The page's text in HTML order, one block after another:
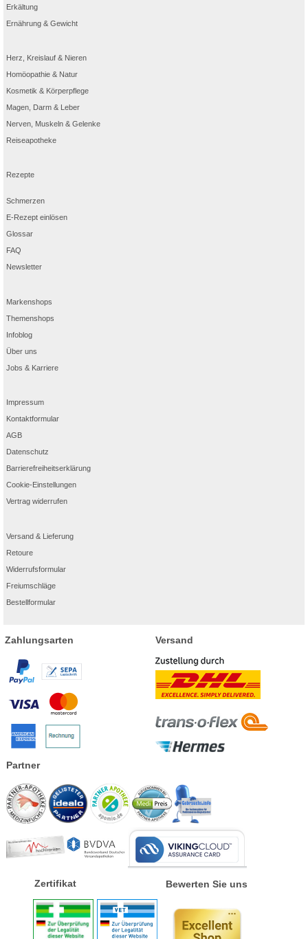
Erkältung
Ernährung & Gewicht
Herz, Kreislauf & Nieren
Homöopathie & Natur
Kosmetik & Körperpflege
Magen, Darm & Leber
Nerven, Muskeln & Gelenke
Reiseapotheke
Rezepte
Schmerzen
E-Rezept einlösen
Glossar
FAQ
Newsletter
Markenshops
Themenshops
Infoblog
Über uns
Jobs & Karriere
Impressum
Kontaktformular
AGB
Datenschutz
Barrierefreiheitserklärung
Cookie-Einstellungen
Vertrag widerrufen
Versand & Lieferung
Retoure
Widerrufsformular
Freiumschläge
Bestellformular
Zahlungsarten Versand
Partner
Zertifikat Bewerten Sie uns